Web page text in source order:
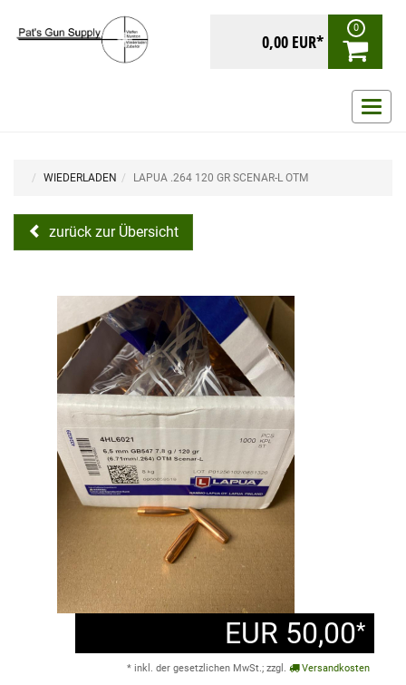
0,00 EUR*
0
ein-/
WIEDERLADEN LAPUA .264 120 GR SCENAR-L OTM
zurück zur Übersicht
EUR 50,00*
* inkl. der gesetzlichen MwSt.; zzgl. Versandkosten